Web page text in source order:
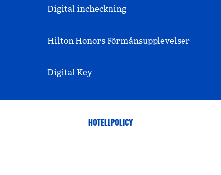
Digital incheckning
Hilton Honors Förmånsupplevelser
Digital Key
HOTELLPOLICY